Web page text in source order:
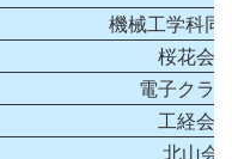
機械工学科同
桜花会
電子クラ
工経会
北山会